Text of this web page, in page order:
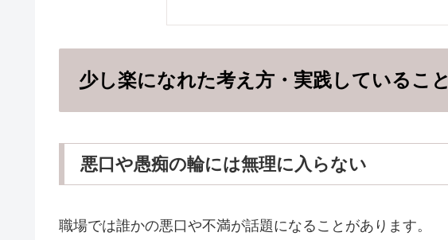
少し楽になれた考え方・実践していること
悪口や愚痴の輪には無理に入らない
職場では誰かの悪口や不満が話題になることがあります。